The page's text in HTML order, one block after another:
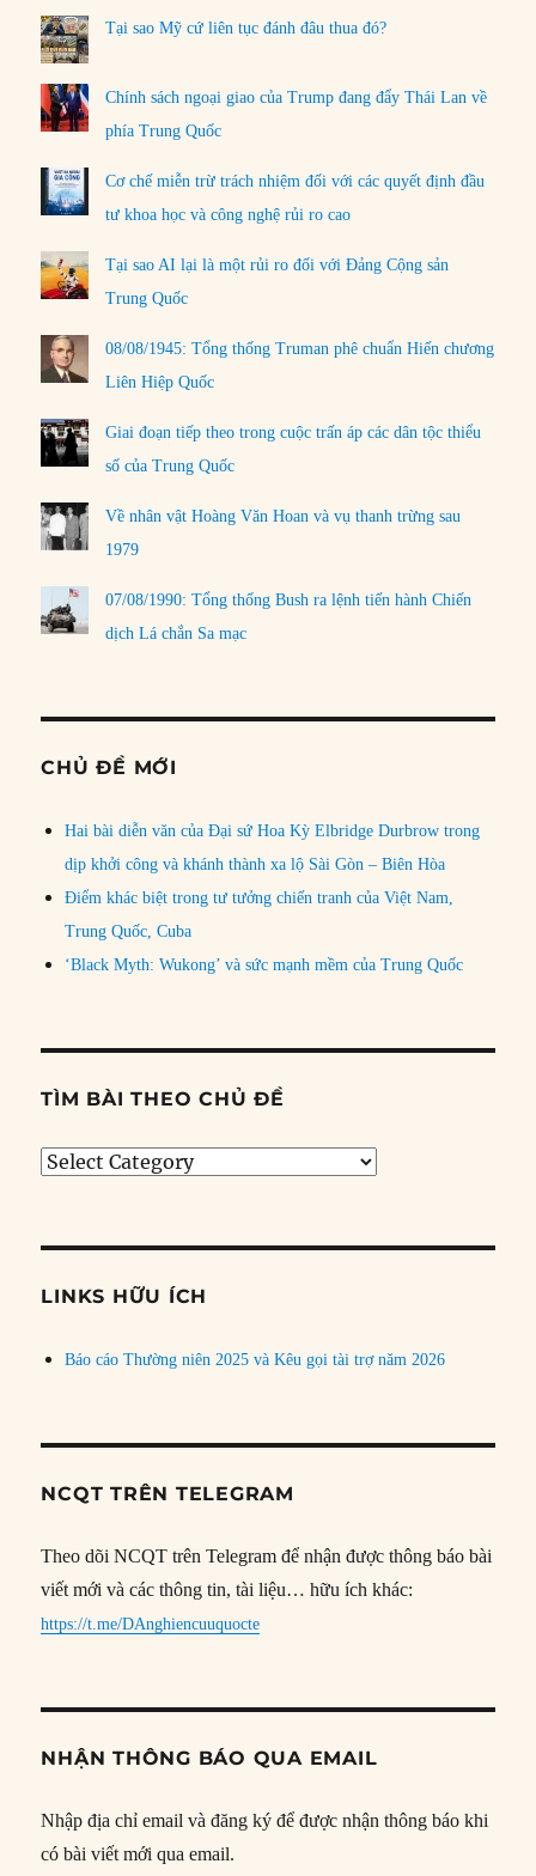
Tại sao Mỹ cứ liên tục đánh đâu thua đó?
Chính sách ngoại giao của Trump đang đẩy Thái Lan về
phía Trung Quốc
Cơ chế miễn trừ trách nhiệm đối với các quyết định đầu
tư khoa học và công nghệ rủi ro cao
Tại sao AI lại là một rủi ro đối với Đảng Cộng sản
Trung Quốc
08/08/1945: Tổng thống Truman phê chuẩn Hiến chương
Liên Hiệp Quốc
Giai đoạn tiếp theo trong cuộc trấn áp các dân tộc thiểu
số của Trung Quốc
Về nhân vật Hoàng Văn Hoan và vụ thanh trừng sau
1979
07/08/1990: Tổng thống Bush ra lệnh tiến hành Chiến
dịch Lá chắn Sa mạc
CHỦ ĐỀ MỚI
Hai bài diễn văn của Đại sứ Hoa Kỳ Elbridge Durbrow trong
dịp khởi công và khánh thành xa lộ Sài Gòn – Biên Hòa
Điểm khác biệt trong tư tưởng chiến tranh của Việt Nam,
Trung Quốc, Cuba
‘Black Myth: Wukong’ và sức mạnh mềm của Trung Quốc
TÌM BÀI THEO CHỦ ĐỀ
Tìm
đề
LINKS HỮU ÍCH
Báo cáo Thường niên 2025 và Kêu gọi tài trợ năm 2026
NCQT TRÊN TELEGRAM
Theo dõi NCQT trên Telegram để nhận được thông báo bài
viết mới và các thông tin, tài liệu… hữu ích khác:
https://t.me/DAnghiencuuquocte
NHẬN THÔNG BÁO QUA EMAIL
Nhập địa chỉ email và đăng ký để được nhận thông báo khi
có bài viết mới qua email.